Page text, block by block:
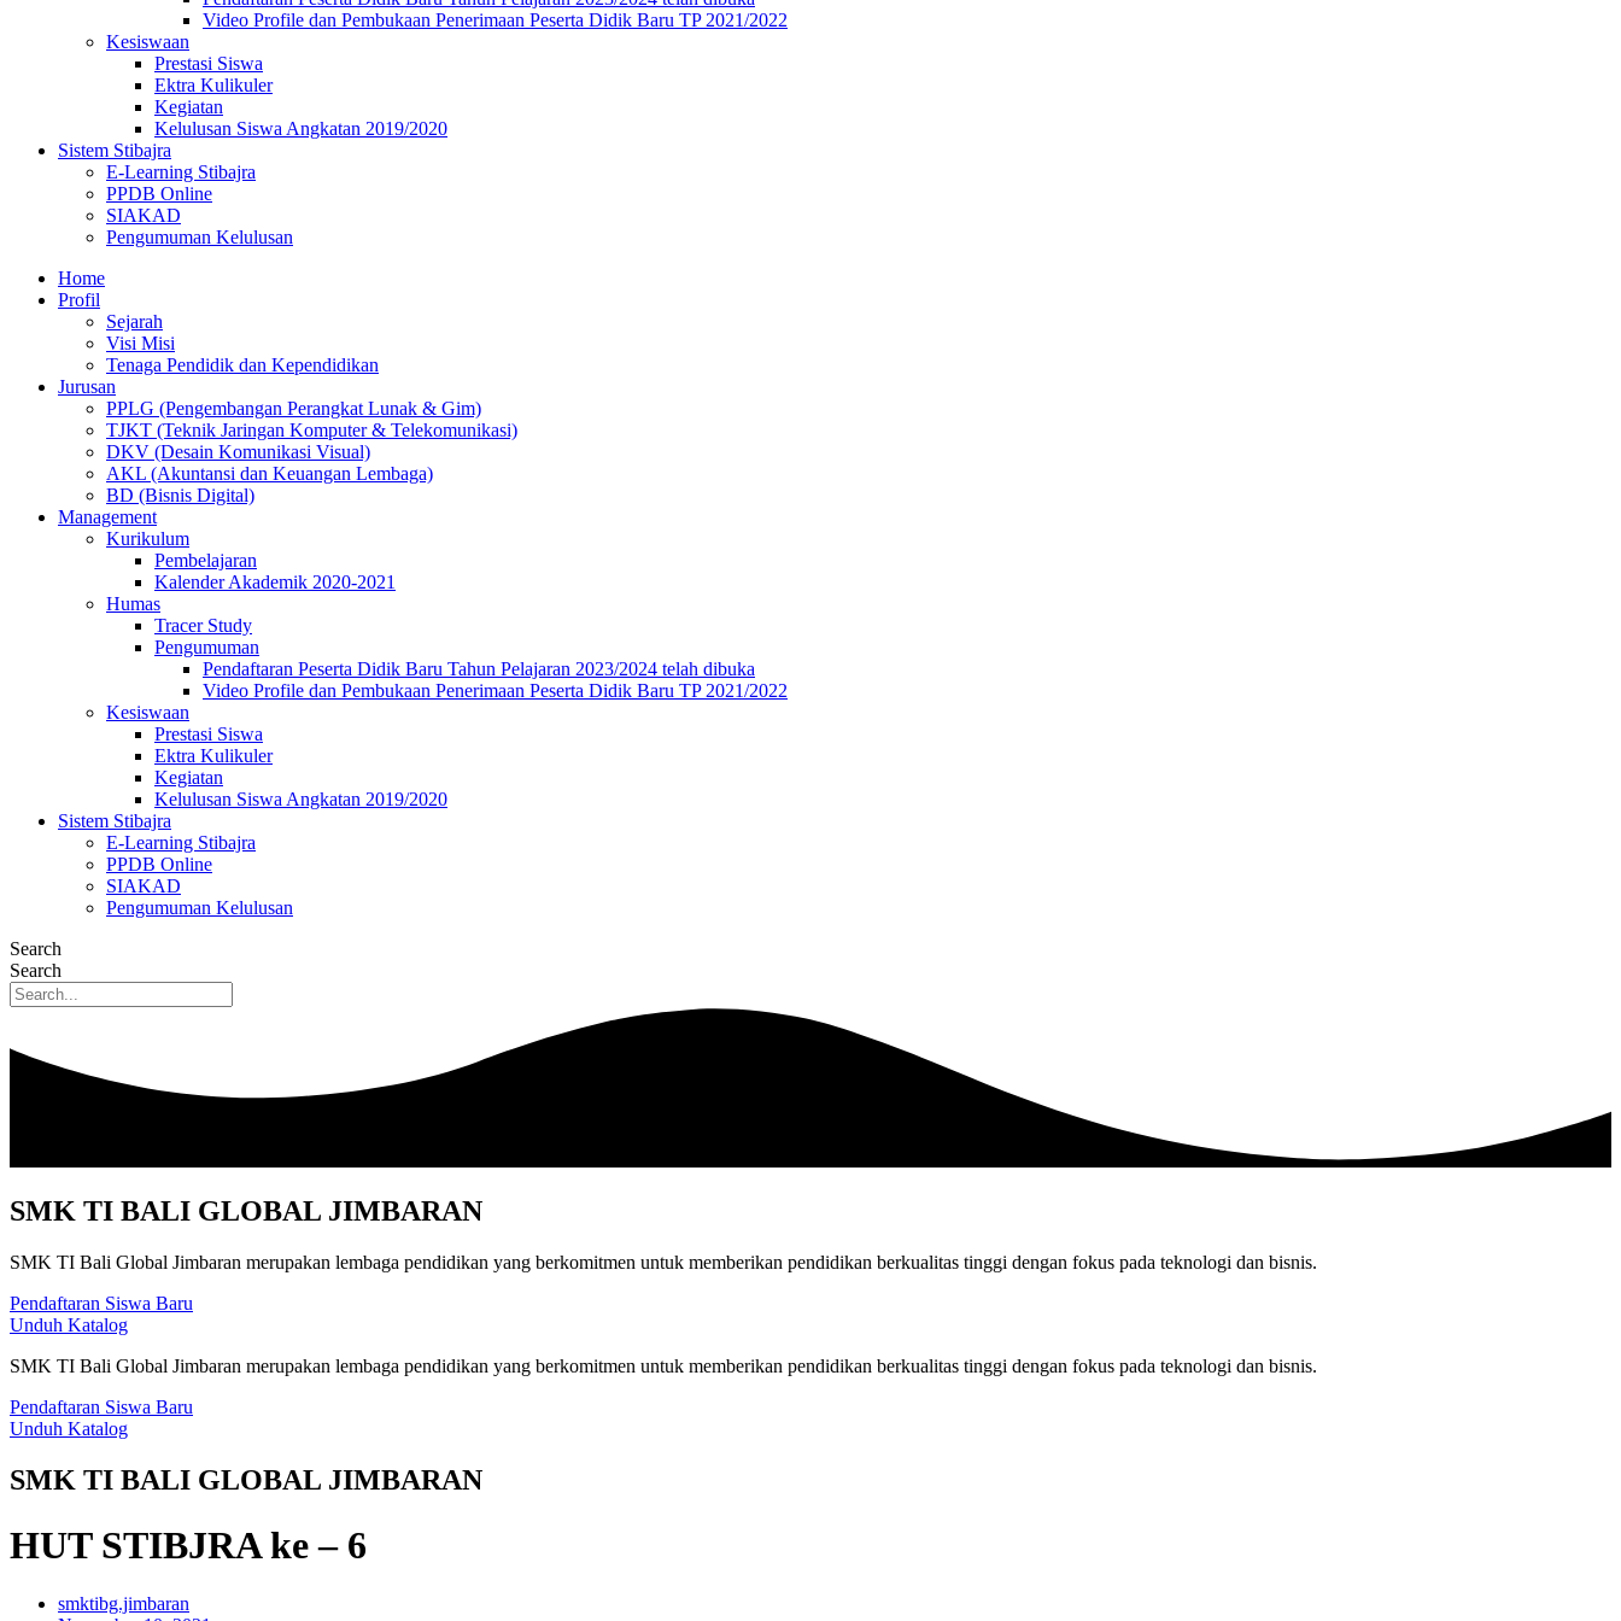
Video Profile dan Pembukaan Penerimaan Peserta Didik Baru TP 2021/2022
Kesiswaan
Prestasi Siswa
Ektra Kulikuler
Kegiatan
Kelulusan Siswa Angkatan 2019/2020
Sistem Stibajra
E-Learning Stibajra
PPDB Online
SIAKAD
Pengumuman Kelulusan
Home
Profil
Sejarah
Visi Misi
Tenaga Pendidik dan Kependidikan
Jurusan
PPLG (Pengembangan Perangkat Lunak & Gim)
TJKT (Teknik Jaringan Komputer & Telekomunikasi)
DKV (Desain Komunikasi Visual)
AKL (Akuntansi dan Keuangan Lembaga)
BD (Bisnis Digital)
Management
Kurikulum
Pembelajaran
Kalender Akademik 2020-2021
Humas
Tracer Study
Pengumuman
Pendaftaran Peserta Didik Baru Tahun Pelajaran 2023/2024 telah dibuka
Video Profile dan Pembukaan Penerimaan Peserta Didik Baru TP 2021/2022
Kesiswaan
Prestasi Siswa
Ektra Kulikuler
Kegiatan
Kelulusan Siswa Angkatan 2019/2020
Sistem Stibajra
E-Learning Stibajra
PPDB Online
SIAKAD
Pengumuman Kelulusan
Search
Search
SMK TI BALI GLOBAL JIMBARAN
SMK TI Bali Global Jimbaran merupakan lembaga pendidikan yang berkomitmen untuk memberikan pendidikan berkualitas tinggi dengan fokus pada teknologi dan bisnis.
Pendaftaran Siswa Baru
Unduh Katalog
SMK TI Bali Global Jimbaran merupakan lembaga pendidikan yang berkomitmen untuk memberikan pendidikan berkualitas tinggi dengan fokus pada teknologi dan bisnis.
Pendaftaran Siswa Baru
Unduh Katalog
SMK TI BALI GLOBAL JIMBARAN
HUT STIBJRA ke – 6
smktibg.jimbaran